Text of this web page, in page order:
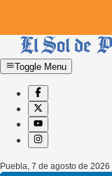
Toggle Menu
Puebla 7 de agosto de 2026